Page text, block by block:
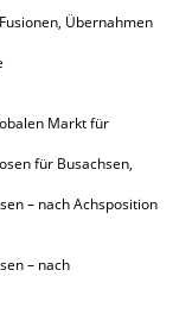
Übernahmen
Markt für
für Busachsen,
– nach Achsposition
– nach